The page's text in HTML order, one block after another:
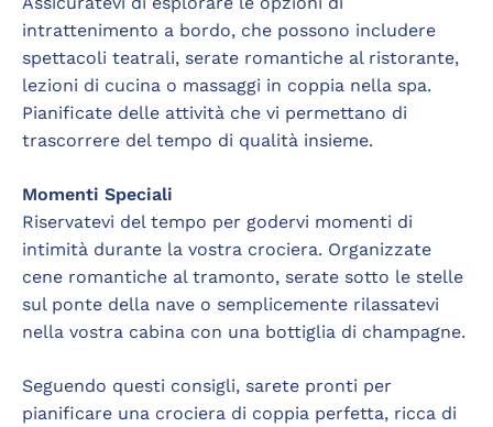
intrattenimento a bordo, che possono includere
spettacoli teatrali, serate romantiche al ristorante,
lezioni di cucina o massaggi in coppia nella spa.
Pianificate delle attività che vi permettano di
trascorrere del tempo di qualità insieme.
Momenti Speciali
Riservatevi del tempo per godervi momenti di
intimità durante la vostra crociera. Organizzate
cene romantiche al tramonto, serate sotto le stelle
sul ponte della nave o semplicemente rilassatevi
nella vostra cabina con una bottiglia di champagne.
Seguendo questi consigli, sarete pronti per
pianificare una crociera di coppia perfetta, ricca di